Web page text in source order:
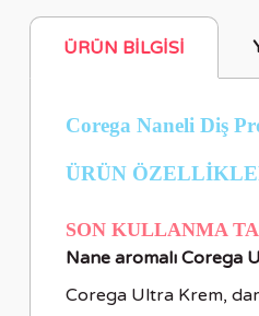
ÜRÜN BILGISI
Corega Naneli Diş
ÜRÜN
SON KULLANMA
Nane aromalı Corega
Corega Ultra Krem,